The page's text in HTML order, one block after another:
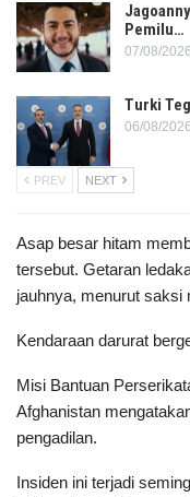
Pemilu…
07/08/
Turki
06/08/
PREV NEXT
Asap besar hitam
tersebut. Getaran
jauhnya, menurut saksi
Kendaraan darurat
Misi Bantuan
Afghanistan
pengadilan.
Insiden ini terjadi